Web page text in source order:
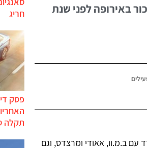
באירופה לפני שנת
עם ב.מ.וו, אאודי ומרצדס, וגם
חריג
פסק
תקלה